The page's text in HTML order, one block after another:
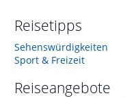
Reisetipps
Sehenswürdigkeiten
Sport & Freizeit
Reiseangebote